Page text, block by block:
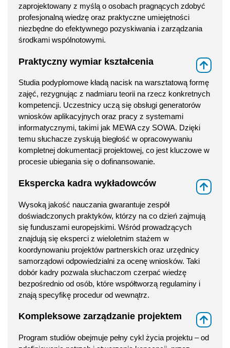
zaprojektowany z myślą o osobach pragnących zdobyć
profesjonalną wiedzę oraz praktyczne umiejętności
niezbędne do efektywnego pozyskiwania i zarządzania
środkami wspólnotowymi.
Praktyczny wymiar kształcenia
Studia podyplomowe kładą nacisk na warsztatową formę
zajęć, rezygnując z nadmiaru teorii na rzecz konkretnych
kompetencji. Uczestnicy uczą się obsługi generatorów
wniosków aplikacyjnych oraz pracy z systemami
informatycznymi, takimi jak MEWA czy SOWA. Dzięki
temu słuchacze zyskują biegłość w opracowywaniu
kompletnej dokumentacji projektowej, co jest kluczowe w
procesie ubiegania się o dofinansowanie.
Ekspercka kadra wykładowców
Wysoką jakość nauczania gwarantuje zespół
doświadczonych praktyków, którzy na co dzień zajmują
się funduszami europejskimi. Wśród prowadzących
znajdują się eksperci z wieloletnim stażem w
koordynowaniu projektów partnerskich oraz urzędnicy
samorządowi odpowiedzialni za ocenę wniosków. Taki
dobór kadry pozwala słuchaczom czerpać wiedzę
bezpośrednio od osób, które współtworzą regulaminy i
znają specyfikę procedur od wewnątrz.
Kompleksowe zarządzanie projektem
Program studiów obejmuje pełny cykl życia projektu – od